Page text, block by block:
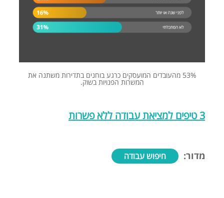
53% מהעובדים המועסקים כרגע בוחנים בתדירות משתנה את
המשרות הפנויות בשוק.
3 טיפים למציאת עבודה ללא פשרות
מדור: חיפוש עבודה